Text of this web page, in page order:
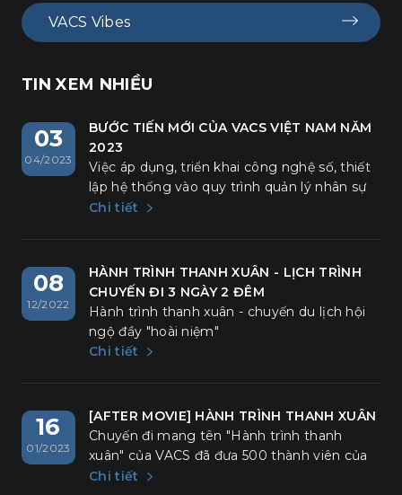
VACS Vibes
TIN XEM NHIỀU
03
04/2023
BƯỚC TIẾN MỚI CỦA VACS VIỆT NAM NĂM
2023
Việc áp dụng, triển khai công nghệ số, thiết
lập hệ thống vào quy trình quản lý nhân sự
là một bước tiến mới của VACS trong năm
Chi tiết
08
12/2022
HÀNH TRÌNH THANH XUÂN - LỊCH TRÌNH
CHUYẾN ĐI 3 NGÀY 2 ĐÊM
Hành trình thanh xuân - chuyến du lịch hội
ngộ đầy "hoài niệm"
Chi tiết
16
01/2023
[AFTER MOVIE] HÀNH TRÌNH THANH XUÂN
Chuyến đi mang tên "Hành trình thanh
xuân" của VACS đã đưa 500 thành viên của
mình một lần nữa được trở về để hoài niệm,
Chi tiết